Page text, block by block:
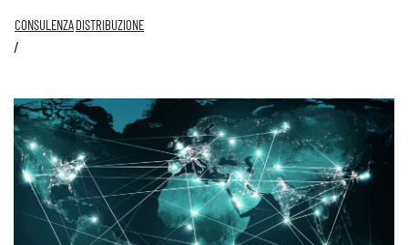
CONSULENZADISTRIBUZIONE